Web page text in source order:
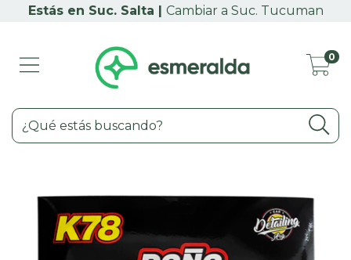
Cambiar a Suc. Tucuman
0